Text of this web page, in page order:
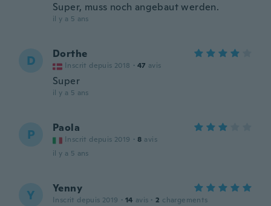
Super, muss noch angebaut werden.
il y a 5 ans
D Dorthe
Inscrit depuis 2018 · 47 avis
Super
il y a 5 ans
P Paola
Inscrit depuis 2019 · 8 avis
il y a 5 ans
Y Yenny
Inscrit depuis 2019 · 14 avis · 2 chargements